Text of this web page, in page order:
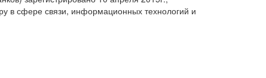
в сфере связи, информационных технологий и